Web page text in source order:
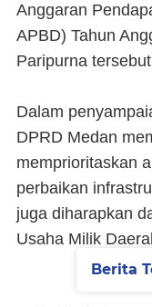
Anggaran
APBD) Tahun
Paripurna
Dalam
DPRD Medan
memprioritaskan
perbaikan
juga diharapkan
Usaha Milik
Berita